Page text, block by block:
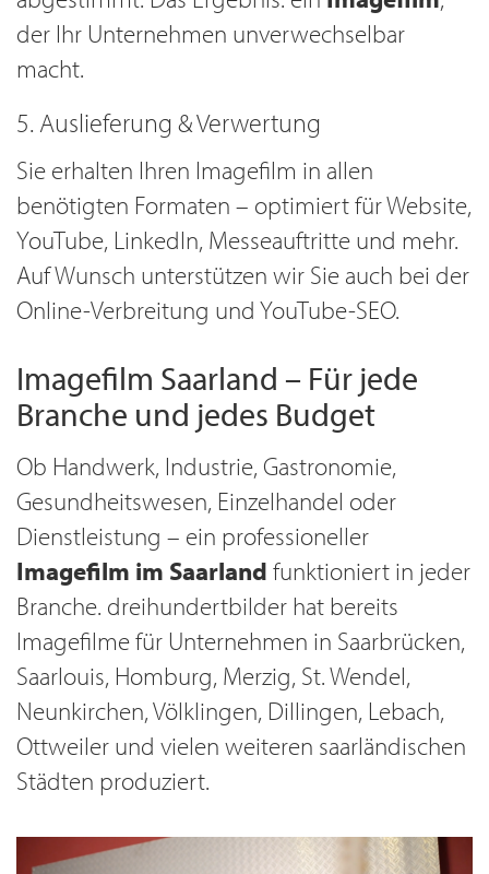
der Ihr Unternehmen unverwechselbar
macht.
5. Auslieferung & Verwertung
Sie erhalten Ihren Imagefilm in allen
benötigten Formaten – optimiert für Website,
YouTube, LinkedIn, Messeauftritte und mehr.
Auf Wunsch unterstützen wir Sie auch bei der
Online-Verbreitung und YouTube-SEO.
Imagefilm Saarland – Für jede
Branche und jedes Budget
Ob Handwerk, Industrie, Gastronomie,
Gesundheitswesen, Einzelhandel oder
Dienstleistung – ein professioneller
Imagefilm im Saarland funktioniert in jeder
Branche. dreihundertbilder hat bereits
Imagefilme für Unternehmen in Saarbrücken,
Saarlouis, Homburg, Merzig, St. Wendel,
Neunkirchen, Völklingen, Dillingen, Lebach,
Ottweiler und vielen weiteren saarländischen
Städten produziert.